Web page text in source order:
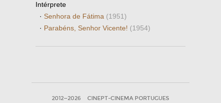
Intérprete
· Senhora de Fátima (1951)
· Parabéns, Senhor Vicente! (1954)
2012—2026 CINEPT-CINEMA PORTUGUES